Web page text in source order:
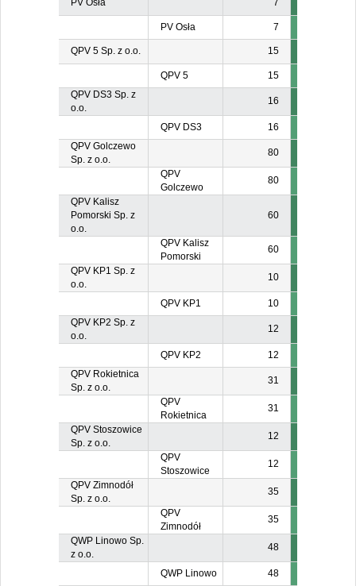
PV Osła 7
PV Osła 7
QPV 5 Sp. z o.o. 15
QPV 5
15
QPV DS3 Sp. z
o.o.
16
QPV DS3
16
QPV Golczewo
Sp. z o.o.
80
QPV
Golczewo
80
QPV Kalisz
Pomorski Sp. z
o.o.
60
QPV Kalisz
Pomorski
60
QPV KP1 Sp. z
o.o.
10
QPV KP1
10
QPV KP2 Sp. z
o.o.
12
QPV KP2
12
QPV Rokietnica
Sp. z o.o.
31
QPV
Rokietnica
31
QPV Stoszowice
Sp. z o.o.
12
QPV
Stoszowice
12
QPV Zimnodół
Sp. z o.o.
35
QPV
Zimnodół
35
QWP Linowo Sp.
z o.o.
48
QWP Linowo
48